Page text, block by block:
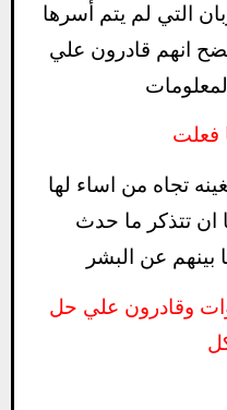
التي لم يتم أسرها
انهم قادرون علي
فعلت
تجاه من اساء لها
ان تتذكر ما حدث
بينهم عن البشر
وقادرون علي حل